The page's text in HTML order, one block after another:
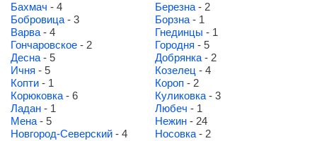
Бахмач - 4 Березна - 2
Бобровица - 3 Борзна - 1
Варва - 4 Гнединцы - 1
Гончаровское - 2 Городня - 5
Десна - 5 Добрянка - 2
Ичня - 5 Козелец - 4
Копти - 1 Короп - 2
Корюковка - 6 Куликовка - 3
Ладан - 1 Любеч - 1
Мена - 5 Нежин - 24
Новгород-Северский - 4 Носовка - 2